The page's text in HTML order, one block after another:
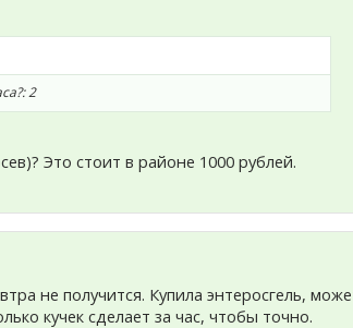
2
Это стоит в районе 1000 рублей.
не получится. Купила энтеросгель,
кучек сделает за час, чтобы точно.